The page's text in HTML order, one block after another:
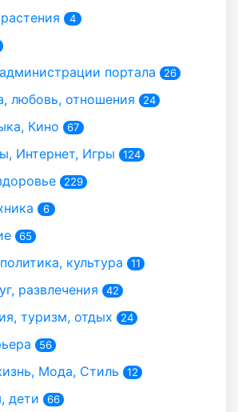
4
портала 26
любовь, отношения 24
Кино 67
Интернет, Игры 124
229
6
65
культура 11
развлечения 42
туризм, отдых 24
56
Мода, Стиль 12
дети 66